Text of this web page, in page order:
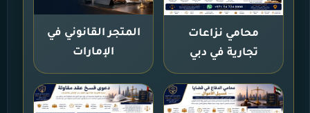
محامي نزاعات
تجارية في دبي
المتجر القانوني في
الإمارات